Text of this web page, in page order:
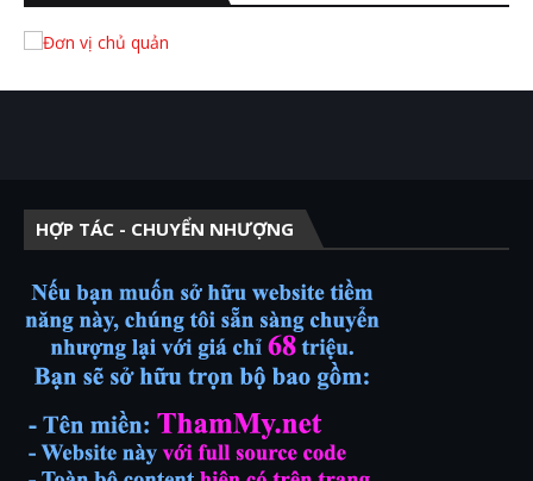
HỢP TÁC - CHUYỂN NHƯỢNG